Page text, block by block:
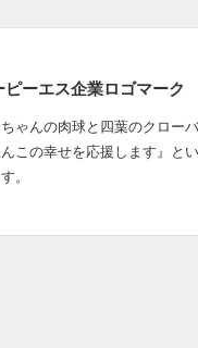
ピーエス企業ロゴマーク
ゃんの肉球と四葉のクロー
んこの幸せを応援します』と
。